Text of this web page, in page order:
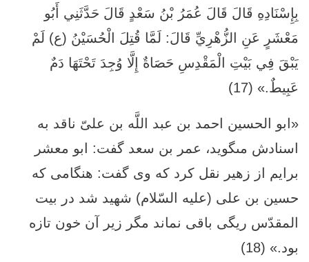
بِإِسْنَادِهِ قَالَ قَالَ عُمَرُ بْنُ سَعْدٍ قَالَ حَدَّثَنِي أَبُو
مَعْشَرٍ عَنِ الزُّهْرِيِّ قَالَ: لَمَّا قُتِلَ الْحُسَيْنُ (ع) لَمْ
يَبْقَ فِي بَيْتِ الْمَقْدِسِ حَصَاةٌ إِلَّا وُجِدَ تَحْتَهَا دَمٌ
عَبِيطٌ.» (17)
«ابو الحسين احمد بن عبد اللَّه بن علىّ ناقد به
اسنادش مى‏گويد، عمر بن سعد گفت: ابو معشر
برايم از زهير نقل كرد كه وى گفت: هنگامى كه
حسين بن على (علیه السّلام) شهيد شد در بيت
المقدّس ريگى باقى نماند مگر زير آن خون تازه
بود.» (18)